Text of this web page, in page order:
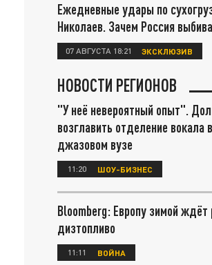
Ежедневные удары по
Николаев. Зачем Россия
07 АВГУСТА 18:21 ЭКСКЛЮЗИВ
НОВОСТИ РЕГИОНОВ
"У неё невероятный опыт".
возглавить отделение вокала
джазовом вузе
11:20 ШОУ-БИЗНЕС
Bloomberg: Европу зимой ждёт
дизтопливо
11:11 ВОЙНА